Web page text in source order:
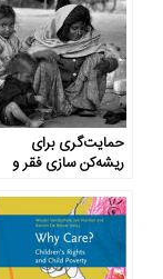
حمایت‌گری برای
ریشه‌کن سازی فقر و
جلو برای ارزیابی اثرات
حمایت‌گری